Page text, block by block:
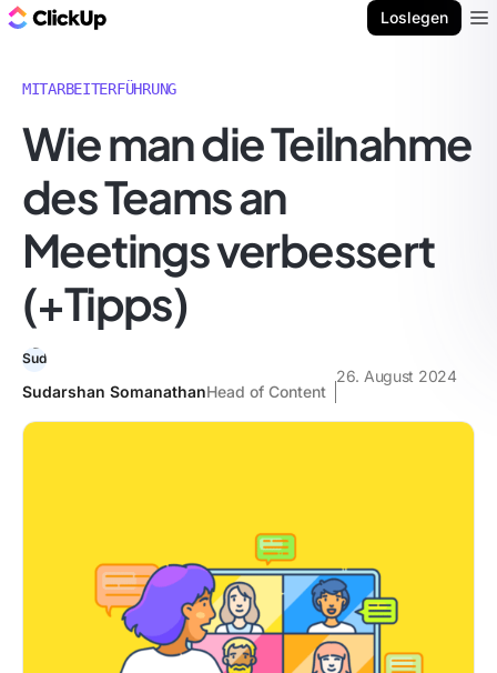
Loslegen
MITARBEITERFÜHRUNG
Wie man die Teilnahme
des Teams an
Meetings verbessert
(+Tipps)
Sudarshan SomanathanHead of Content
26. August 2024